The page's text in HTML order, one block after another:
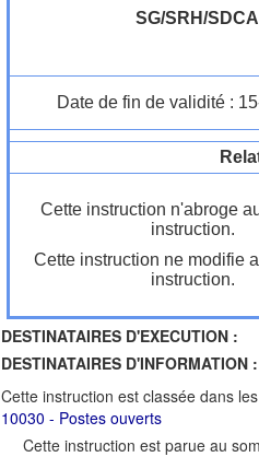
SG/SRH/
Date de fin de validité :
Cette instruction n'abroge
instruction.
Cette instruction ne modifie
instruction.
DESTINATAIRES D'EXECUTION :
DESTINATAIRES D'INFORMATION :
Cette instruction est classée dans
10030 - Postes ouverts
Cette instruction est parue au